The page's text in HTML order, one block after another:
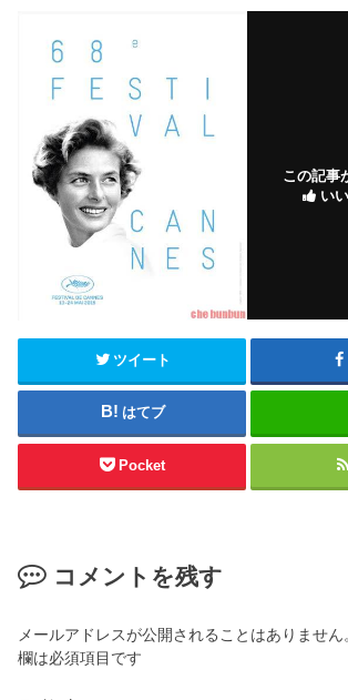
この記事
い
ツイート
はてブ
Pocket
コメントを残す
メールアドレスが公開されることはありません
欄は必須項目です